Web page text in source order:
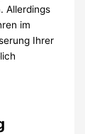
Allerdings
im
Ihrer